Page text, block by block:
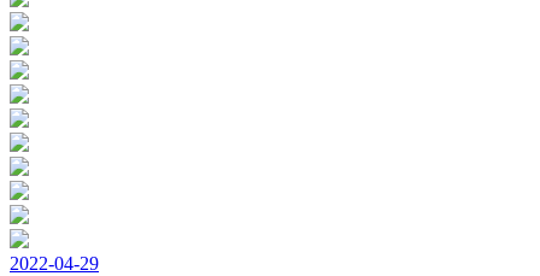
2022-04-29